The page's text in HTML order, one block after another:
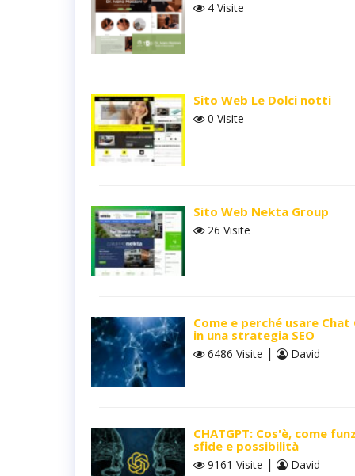
4 Visite
Sito Web Le Dolci notti
0 Visite
Sito Web Nekta Group
26 Visite
Come e perché usare Chat
in una strategia SEO
6486 Visite | David
CHATGPT: Cos'è, come
sfide e possibilità
9161 Visite | David